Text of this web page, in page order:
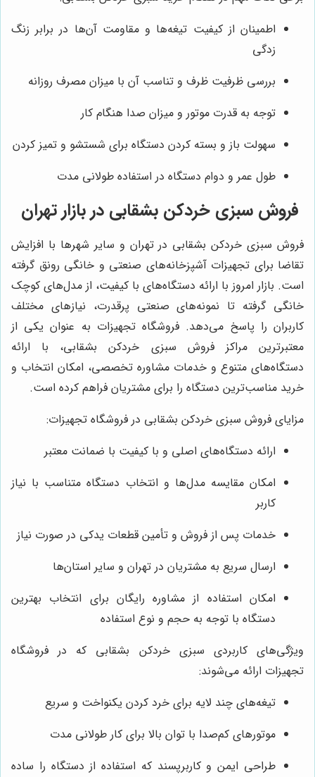
اطمینان از کیفیت تیغه‌ها و مقاومت آن‌ها در برابر زنگ
زدگی
بررسی ظرفیت ظرف و تناسب آن با میزان مصرف روزانه
توجه به قدرت موتور و میزان صدا هنگام کار
سهولت باز و بسته کردن دستگاه برای شستشو و تمیز کردن
طول عمر و دوام دستگاه در استفاده طولانی مدت
فروش سبزی خردکن بشقابی در بازار تهران
فروش سبزی خردکن بشقابی در تهران و سایر شهرها با افزایش
تقاضا برای تجهیزات آشپزخانه‌های صنعتی و خانگی رونق گرفته
است. بازار امروز با ارائه دستگاه‌های با کیفیت، از مدل‌های کوچک
خانگی گرفته تا نمونه‌های صنعتی پرقدرت، نیازهای مختلف
کاربران را پاسخ می‌دهد. فروشگاه تجهیزات به عنوان یکی از
معتبرترین مراکز فروش سبزی خردکن بشقابی، با ارائه
دستگاه‌های متنوع و خدمات مشاوره تخصصی، امکان انتخاب و
خرید مناسب‌ترین دستگاه را برای مشتریان فراهم کرده است.
مزایای فروش سبزی خردکن بشقابی در فروشگاه تجهیزات:
ارائه دستگاه‌های اصلی و با کیفیت با ضمانت معتبر
امکان مقایسه مدل‌ها و انتخاب دستگاه متناسب با نیاز
کاربر
خدمات پس از فروش و تأمین قطعات یدکی در صورت نیاز
ارسال سریع به مشتریان در تهران و سایر استان‌ها
امکان استفاده از مشاوره رایگان برای انتخاب بهترین
دستگاه با توجه به حجم و نوع استفاده
ویژگی‌های کاربردی سبزی خردکن بشقابی که در فروشگاه
تجهیزات ارائه می‌شوند:
تیغه‌های چند لایه برای خرد کردن یکنواخت و سریع
موتورهای کم‌صدا با توان بالا برای کار طولانی مدت
طراحی ایمن و کاربرپسند که استفاده از دستگاه را ساده